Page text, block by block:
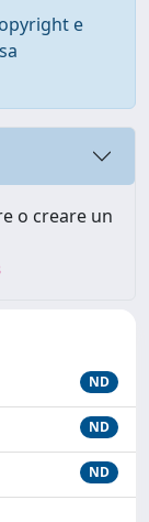
e
o creare un
ND
ND
ND